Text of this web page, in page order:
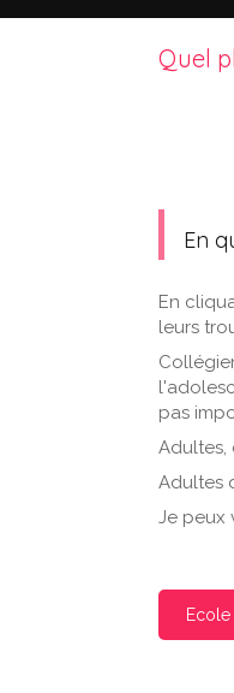
Quel
En
En
leurs
pas
Adultes,
Adultes
Je peux